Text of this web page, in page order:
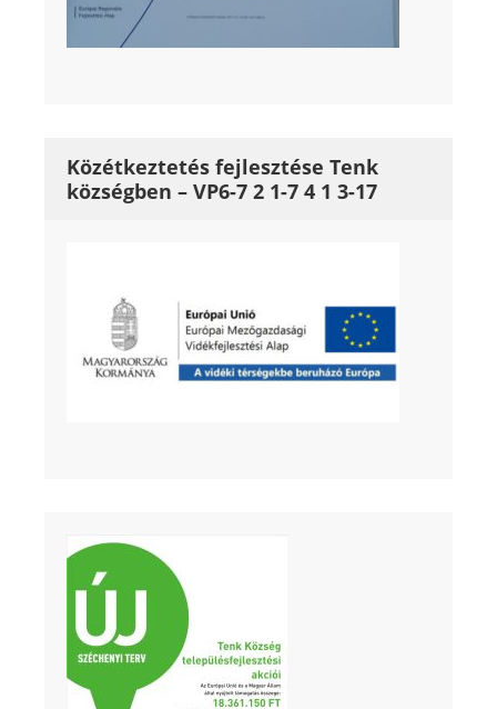
Közétkeztetés fejlesztése Tenk
községben – VP6-7 2 1-7 4 1 3-17